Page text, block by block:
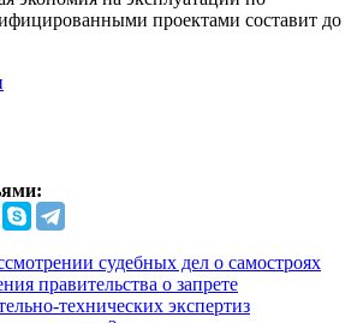
проектами составит до
судебных дел о самостроях
правительства о запрете
технических экспертиз